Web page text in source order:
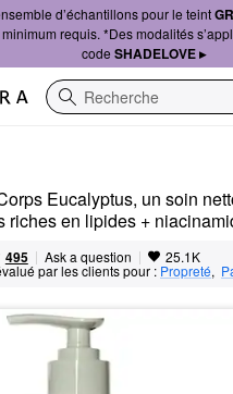
d’échantillons pour le teint
requis. *Des modalités
code SHADELOVE ▸
Recherche
Eucalyptus, un soin
riches en lipides +
495 | Ask a question | 25.1K
par les clients pour : Propreté,